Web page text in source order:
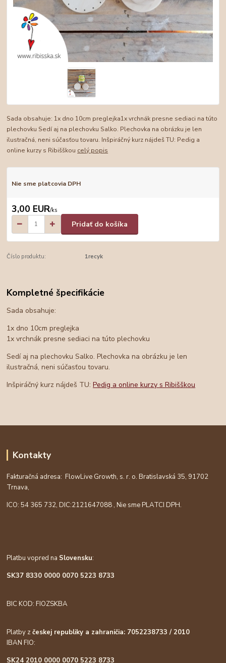
Sada obsahuje: 1x dno 10cm preglejka1x vrchnák presne sediaci na túto
plechovku Sedí aj na plechovku Salko. Plechovka na obrázku je len
ilustračná, neni súčasťou tovaru. Inšpiráčný kurz nájdeš TU: Pedig a
online kurzy s Ribišškou celý popis
Nie sme platcovia DPH
3,00 EUR/ks
Pridať do košíka
Číslo produktu: 1recyk
Kompletné špecifikácie
Sada obsahuje:
1x dno 10cm preglejka
1x vrchnák presne sediaci na túto plechovku
Sedí aj na plechovku Salko. Plechovka na obrázku je len
ilustračná, neni súčasťou tovaru.
Inšpiráčný kurz nájdeš TU:Pedig a online kurzy s Ribišškou
Kontakty
Fakturačná adresa: FlowLive Growth, s. r. o. Bratislavská 35, 91702
Trnava,
ICO: 54 365 732, DIC:2121647088 , Nie sme PLATCI DPH.
Platbu vopred na Slovensku:
SK37 8330 0000 0070 5223 8733
BIC KOD: FIOZSKBA
Platby zčeskej republiky a zahraničia: 7052238733 / 2010
IBAN FIO:
SK24 2010 0000 0070 5223 8733